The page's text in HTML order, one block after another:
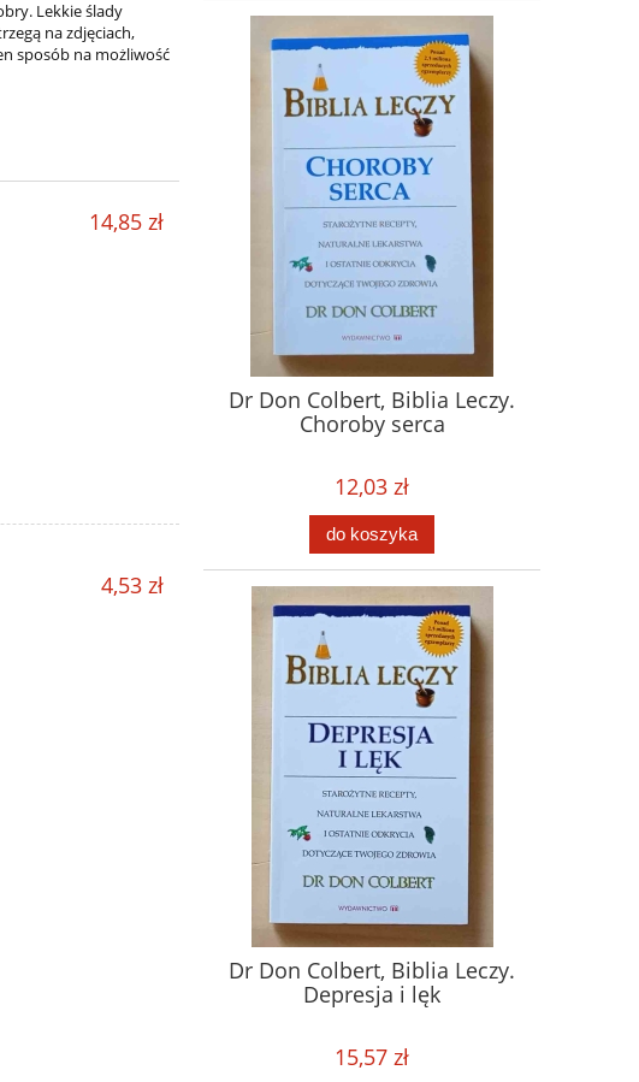
Lekkie ślady
na zdjęciach,
sposób na możliwość
14,85 zł
4,53 zł
Dr Don Colbert, Biblia Leczy.
Choroby serca
12,03 zł
do koszyka
Dr Don Colbert, Biblia Leczy.
Depresja i lęk
15,57 zł